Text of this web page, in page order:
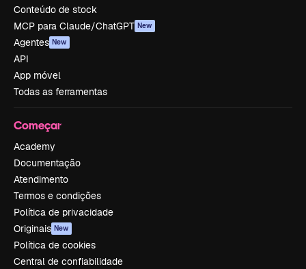
Conteúdo de stock
MCP para Claude/ChatGPT New
Agentes New
API
App móvel
Todas as ferramentas
Começar
Academy
Documentação
Atendimento
Termos e condições
Política de privacidade
Originais New
Política de cookies
Central de confiabilidade